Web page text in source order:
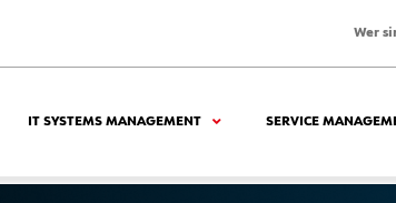
Wer
IT SYSTEMS MANAGEMENT SERVICE